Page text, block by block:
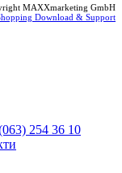
MAXXmarketing GmbH
Download & Support
254 36 10